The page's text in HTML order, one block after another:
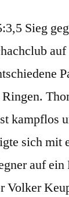
Sieg
kampflos
sich mit
auf
Volker